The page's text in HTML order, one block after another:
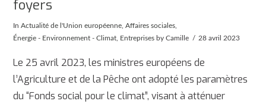
foyers
InActualité de l'Union européenne ,Affaires sociales
Énergie - Environnement - Climat Entreprises by Camille 28 avril 2023
Le 25 avril 2023, les ministres européens de
l’Agriculture et de la Pêche ont adopté les paramètres
du “Fonds social pour le climat”, visant à atténuer